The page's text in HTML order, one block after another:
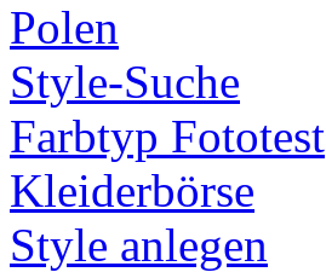
Polen
Style-Suche
Farbtyp Fototest
Kleiderbörse
Style anlegen